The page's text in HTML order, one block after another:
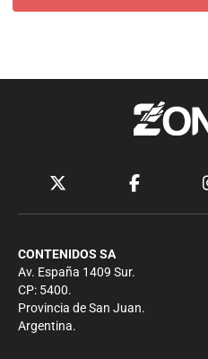
CONTENIDOS SA
Av. España 1409 Sur.
CP: 5400.
Provincia de San Juan.
Argentina.